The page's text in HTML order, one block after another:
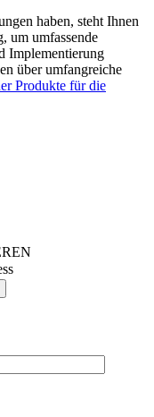
haben, steht Ihnen
um umfassende
Implementierung
über umfangreiche
Produkte für die